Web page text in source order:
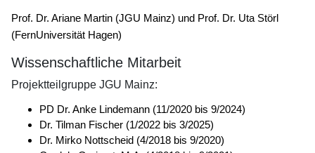
Prof. Dr. Ariane Martin (JGU Mainz) und Prof. Dr. Uta Störl
(FernUniversität Hagen)
Wissenschaftliche Mitarbeit
Projektteilgruppe JGU Mainz:
PD Dr. Anke Lindemann (11/2020 bis 9/2024)
Dr. Tilman Fischer (1/2022 bis 3/2025)
Dr. Mirko Nottscheid (4/2018 bis 9/2020)